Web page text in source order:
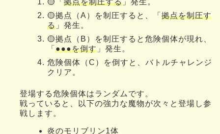
🟡拠点（A）を制圧すると、「 拠点を制圧す
る 」発生。
🟡拠点（B）を制圧すると危険個体が現れ、
「 ●●●を倒す 」発生。
危険個体（C）を倒すと、バトルチャレンジ
クリア。
登場する危険個体はランダムです。
戦っていると、以下の強力な魔物が次々と登場し参
戦します。
炎のモリブリン1体